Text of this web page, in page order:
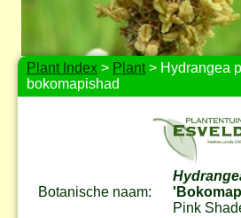
Plant Index > Plant> Hydrangea
bokomapishad
Botanische naam:
Pink